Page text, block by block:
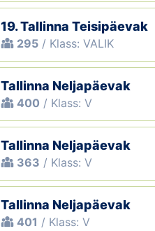
19. Tallinna Teisipäevak
295 / Klass: VALIK
Tallinna Neljapäevak
400 / Klass: V
Tallinna Neljapäevak
363 / Klass: V
Tallinna Neljapäevak
401 / Klass: V